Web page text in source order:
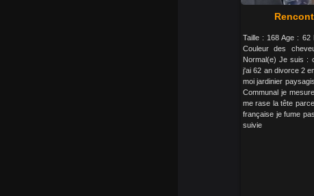
Taille : 168 Age :
Couleur des
Normal(e) Je suis :
j'ai 62 an divorce 2
moi jardinier
Communal je
me rase la tête
française je fume
suivie